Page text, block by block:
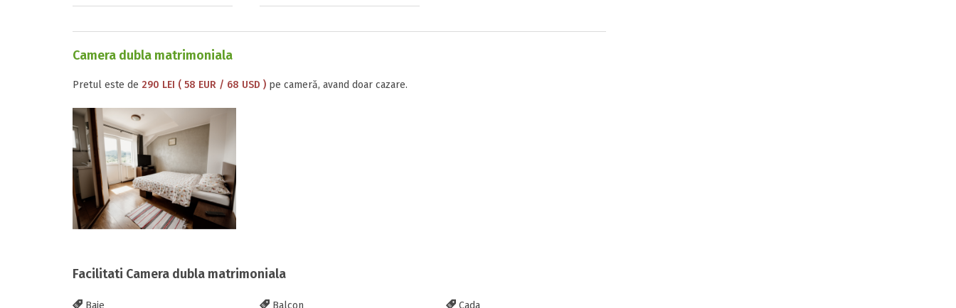
Camera dubla matrimoniala
Pretul este de 290 LEI ( 58 EUR / 68 USD ) pe cameră, avand doar cazare.
Facilitati Camera dubla matrimoniala